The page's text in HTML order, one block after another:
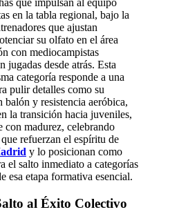
que impulsan al equipo
en la tabla regional, bajo la
que ajustan
su olfato en el área
con mediocampistas
jugadas desde atrás. Esta
categoría responde a una
pulir detalles como su
balón y resistencia aeróbica,
la transición hacia juveniles,
con madurez, celebrando
refuerzan el espíritu de
y lo posicionan como
el salto inmediato a categorías
esa etapa formativa esencial.
al Éxito Colectivo